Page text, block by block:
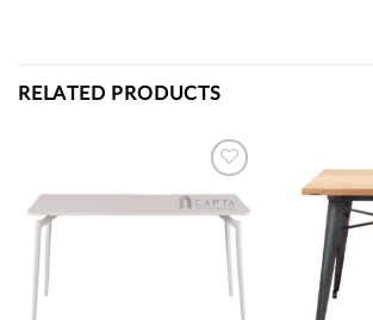
RELATED PRODUCTS
Thích